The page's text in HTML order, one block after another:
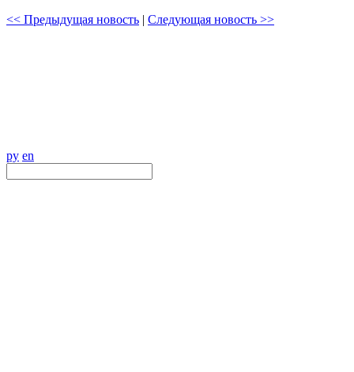
<< Предыдущая новость | Следующая новость >>
ру en